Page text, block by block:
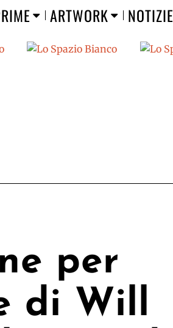
ARTWORK NOTIZIE
per
di Will